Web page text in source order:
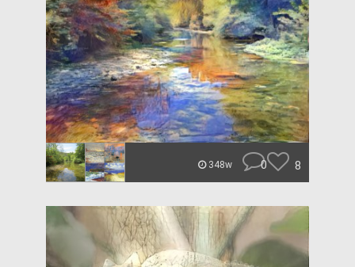
348w 0 8